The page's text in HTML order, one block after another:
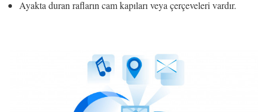
Ayakta duran rafların cam kapıları veya çerçeveleri vardır.